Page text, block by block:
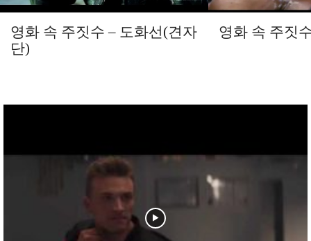
영화 속 주짓수 – 도화선(견자
단)
영화 속 주짓